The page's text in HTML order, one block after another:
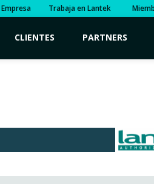
Empresa Trabaja en Lantek
CLIENTES PARTNERS